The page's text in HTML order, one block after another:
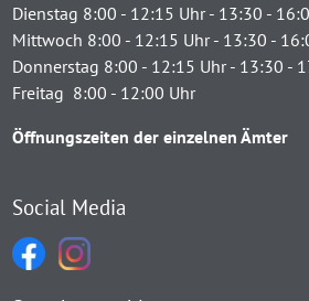
Dienstag 8:00 - 12:15 Uhr - 13:30 -
Mittwoch 8:00 - 12:15 Uhr - 13:30 -
Donnerstag 8:00 - 12:15 Uhr - 13:30 -
Freitag 8:00 - 12:00 Uhr
Öffnungszeiten der einzelnen Ämter
Social Media